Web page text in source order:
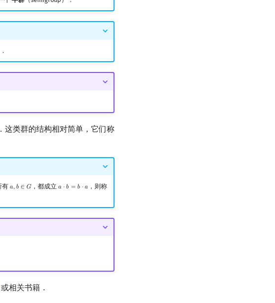
这类群的结构相对简单，它们称
有𝑎,𝑏 ∈ 𝐺
a, b∈G ，都成立𝑎 ⋅𝑏 = 𝑏 ⋅𝑎
a b= b⋅ a ，则称
或相关书籍．